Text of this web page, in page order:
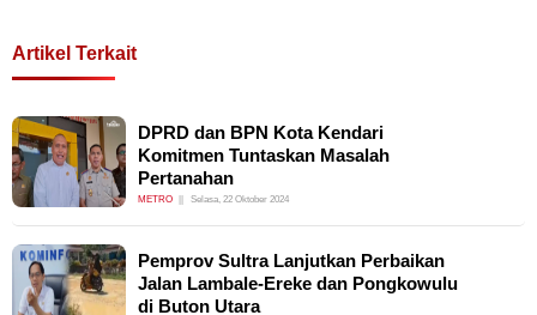
Artikel Terkait
DPRD dan BPN Kota Kendari
Komitmen Tuntaskan Masalah
Pertanahan
METRO Selasa, 22 Oktober 2024
Pemprov Sultra Lanjutkan Perbaikan
Jalan Lambale-Ereke dan Pongkowulu
di Buton Utara